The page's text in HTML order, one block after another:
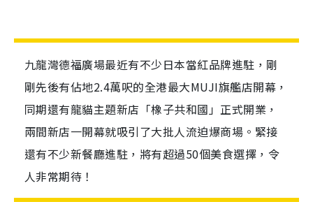
九龍灣德福廣場最近有不少日本當紅品牌進駐，剛
剛先後有佔地2.4萬呎的全港最大MUJI旗艦店開幕，
同期還有龍貓主題新店「橡子共和國」正式開業，
兩間新店一開幕就吸引了大批人流迫爆商場。緊接
還有不少新餐廳進駐，將有超過50個美食選擇，令
人非常期待！